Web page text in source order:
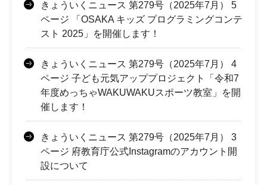
きょういくニュース 第279号（2025年7月） 5
ページ 「OSAKA キッズ プログラミングコンテ
スト 2025」を開催します！
きょういくニュース 第279号（2025年7月） 4
ページ 子ども元気アッププロジェクト「令和7
年度めっちゃWAKUWAKUスポーツ教室」を開
催します！
きょういくニュース 第279号（2025年7月） 3
ページ 府教育庁公式Instagramのアカウント開
設について